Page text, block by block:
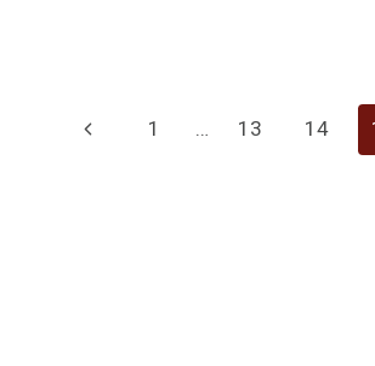
Navegación
Página
1 … 13 14